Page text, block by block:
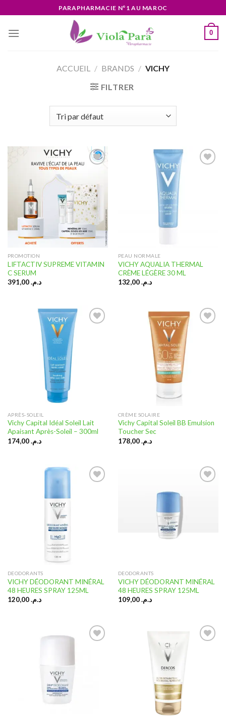
to
content
PARAPHARMACIE N°1 AU MAROC
0
ACCUEIL / BRANDS / VICHY
FILTRER
Ajouter
à la liste
d’envies
PROMOTION
LIFTACTIV SUPREME VITAMIN
C SERUM
د.م.391,00
PEAU NORMALE
VICHY AQUALIA THERMAL
CRÈME LÉGÈRE 30 ML
د.م.132,00
APRÈS-SOLEIL
Vichy Capital Idéal Soleil Lait
Apaisant Après-Soleil – 300ml
د.م.174,00
CRÈME SOLAIRE
Vichy Capital Soleil BB Emulsion
Toucher Sec
د.م.178,00
DEODORANTS
VICHY DÉODORANT MINÉRAL
48 HEURES SPRAY 125ML
د.م.120,00
DEODORANTS
VICHY DÉODORANT MINÉRAL
48 HEURES SPRAY 125ML
د.م.109,00